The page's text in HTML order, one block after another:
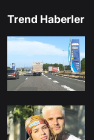
Trend Haberler